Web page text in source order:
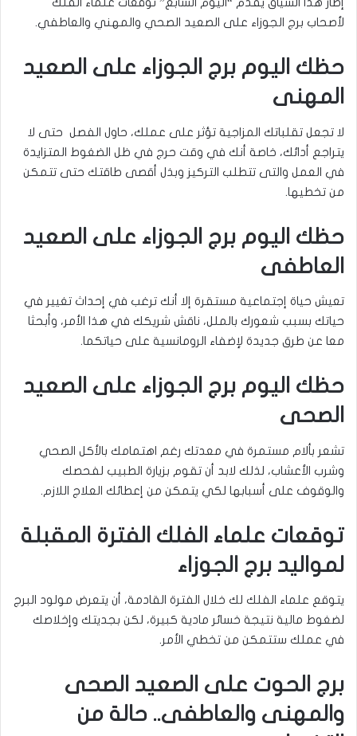
لأصحاب برج الجوزاء على الصعيد الصحي والمهني والعاطفي.
حظك اليوم برج الجوزاء على الصعيد
المهنى
لا تجعل تقلباتك المزاجية تؤثر على عملك، حاول الفصل حتى لا
يتراجع أدائك، خاصة أنك في وقت حرج في ظل الضغوط المتزايدة
في العمل والتى تتطلب التركيز وبذل أقصى طاقتك حتى تتمكن
من تخطيها.
حظك اليوم برج الجوزاء على الصعيد
العاطفى
تعيش حياة إجتماعية مستقرة إلا أنك ترغب في إحداث تغيير في
حياتك بسبب شعورك بالملل، ناقش شريكك في هذا الأمر، وأبحثا
معا عن طرق جديدة لإضفاء الرومانسية على حياتكما.
حظك اليوم برج الجوزاء على الصعيد
الصحى
تشعر بألام مستمرة في معدتك رغم اهتمامك بالأكل الصحي
وشرب الأعشاب، لذلك لابد أن تقوم بزيارة الطبيب لفحصك
والوقوف على أسبابها لكي يتمكن من إعطائك العلاج اللازم.
توقعات علماء الفلك الفترة المقبلة
لمواليد برج الجوزاء
يتوقع علماء الفلك لك خلال الفترة القادمة، أن يتعرض مولود البرج
لضغوط مالية نتيجة خسائر مادية كبيرة، لكن بجديتك وإخلاصك
في عملك ستتمكن من تخطي الأمر.
برج الحوت على الصعيد الصحى
والمهنى والعاطفى.. حالة من